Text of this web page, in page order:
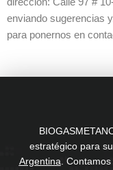
enviando sugerencias
para ponernos en
estratégico para
Argentina .